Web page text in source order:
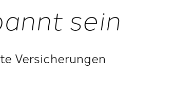
sein
Versicherungen